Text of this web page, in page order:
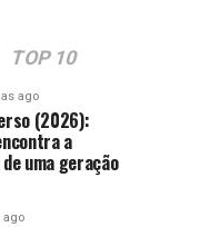
TOP 10
ago
(2026):
a
uma geração
ago